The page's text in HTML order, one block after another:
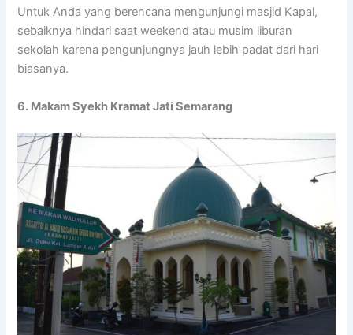
Untuk Anda yang berencana mengunjungi masjid Kapal,
sebaiknya hindari saat weekend atau musim liburan
sekolah karena pengunjungnya jauh lebih padat dari hari
biasanya.
6. Makam Syekh Kramat Jati Semarang